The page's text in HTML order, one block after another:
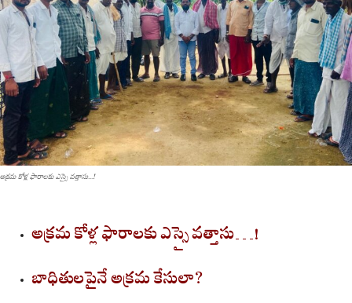
అక్రమ కోళ్ల ఫారాలకు ఎస్సై వత్తాసు...!
అక్రమ కోళ్ల ఫారాలకు ఎస్సై వత్తాసు…!
బాధితులపైనే అక్రమ కేసులా?